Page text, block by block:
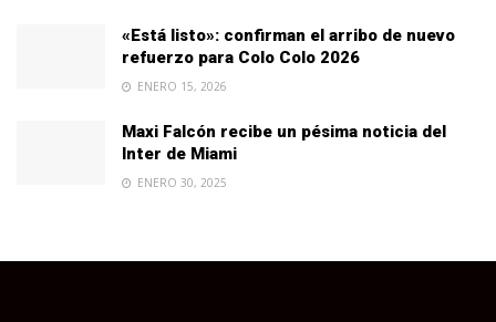
«Está listo»: confirman el arribo de nuevo
refuerzo para Colo Colo 2026
ENERO 15, 2026
Maxi Falcón recibe un pésima noticia del
Inter de Miami
ENERO 30, 2025